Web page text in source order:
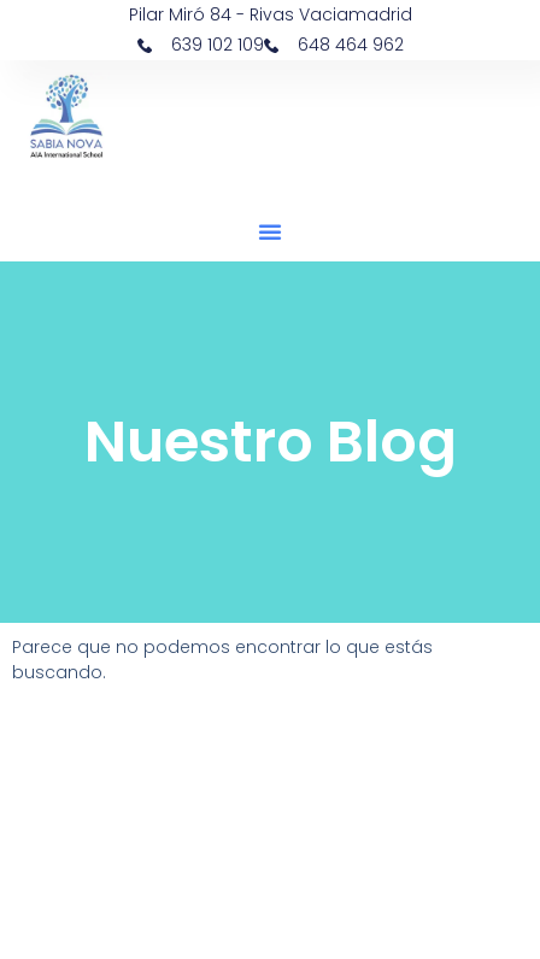
Pilar Miró 84 - Rivas Vaciamadrid
639 102 109
648 464 962
Nuestro Blog
Parece que no podemos encontrar lo que estás
buscando.